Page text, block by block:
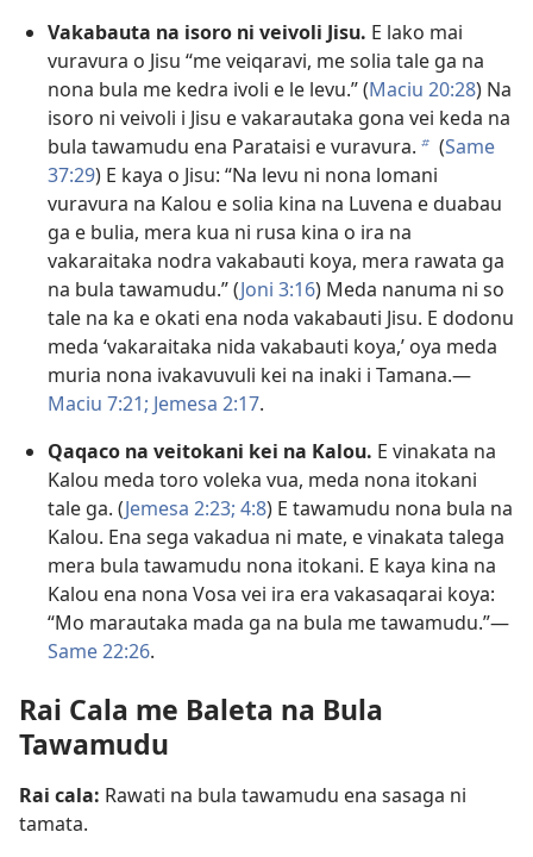
Vakabauta na isoro ni veivoli Jisu. E lako mai
vuravura o Jisu “me veiqaravi, me solia tale ga na
nona bula me kedra ivoli e le levu.” (Maciu 20:28) Na
isoro ni veivoli i Jisu e vakarautaka gona vei keda na
bula tawamudu ena Parataisi e vuravura. b (Same
37:29) E kaya o Jisu: “Na levu ni nona lomani
vuravura na Kalou e solia kina na Luvena e duabau
ga e bulia, mera kua ni rusa kina o ira na
vakaraitaka nodra vakabauti koya, mera rawata ga
na bula tawamudu.” (Joni 3:​16) Meda nanuma ni so
tale na ka e okati ena noda vakabauti Jisu. E dodonu
meda ‘vakaraitaka nida vakabauti koya,’ oya meda
muria nona ivakavuvuli kei na inaki i Tamana.​—
Maciu 7:​21; Jemesa 2:​17.
Qaqaco na veitokani kei na Kalou. E vinakata na
Kalou meda toro voleka vua, meda nona itokani
tale ga. (Jemesa 2:​23; 4:8) E tawamudu nona bula na
Kalou. Ena sega vakadua ni mate, e vinakata talega
mera bula tawamudu nona itokani. E kaya kina na
Kalou ena nona Vosa vei ira era vakasaqarai koya:
“Mo marautaka mada ga na bula me tawamudu.”​—
Same 22:26.
Rai Cala me Baleta na Bula
Tawamudu
Rai cala: Rawati na bula tawamudu ena sasaga ni
tamata.